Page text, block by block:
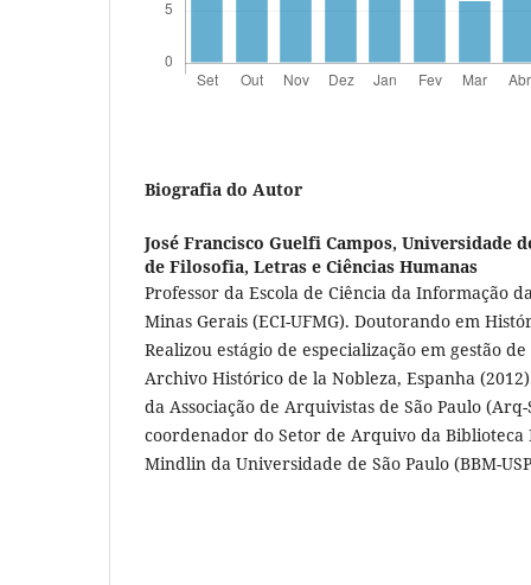
Biografia do Autor
José Francisco Guelfi Campos, Universidade
de Filosofia, Letras e Ciências Humanas
Professor da Escola de Ciência da Informação
Minas Gerais (ECI-UFMG). Doutorando em
Realizou estágio de especialização em gestão
Archivo Histórico de la Nobleza, Espanha
da Associação de Arquivistas de São Paulo
coordenador do Setor de Arquivo da Biblioteca
Mindlin da Universidade de São Paulo (BBM-